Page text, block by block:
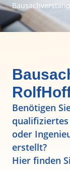
Benötigen
oder
erstellt?
Hier finden